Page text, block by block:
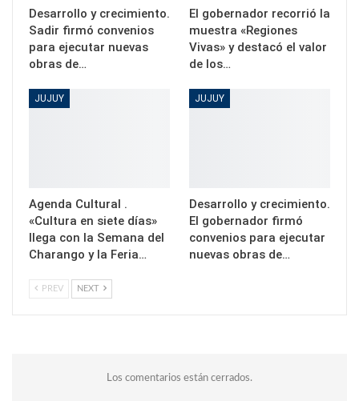
Desarrollo y crecimiento.
Sadir firmó convenios
para ejecutar nuevas
obras de…
El gobernador recorrió la
muestra «Regiones
Vivas» y destacó el valor
de los…
JUJUY
Agenda Cultural .
«Cultura en siete días»
llega con la Semana del
Charango y la Feria…
JUJUY
Desarrollo y crecimiento.
El gobernador firmó
convenios para ejecutar
nuevas obras de…
PREV NEXT
Los comentarios están cerrados.